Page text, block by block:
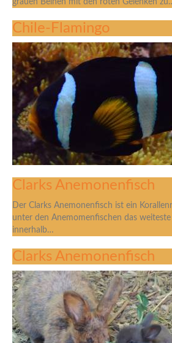
grauen Beinen mit den roten Gelenken
Chile-Flamingo
Clarks Anemonenfisch
Der Clarks Anemonenfisch ist ein
unter den Anemomenfischen das
innerhalb…
Clarks Anemonenfisch